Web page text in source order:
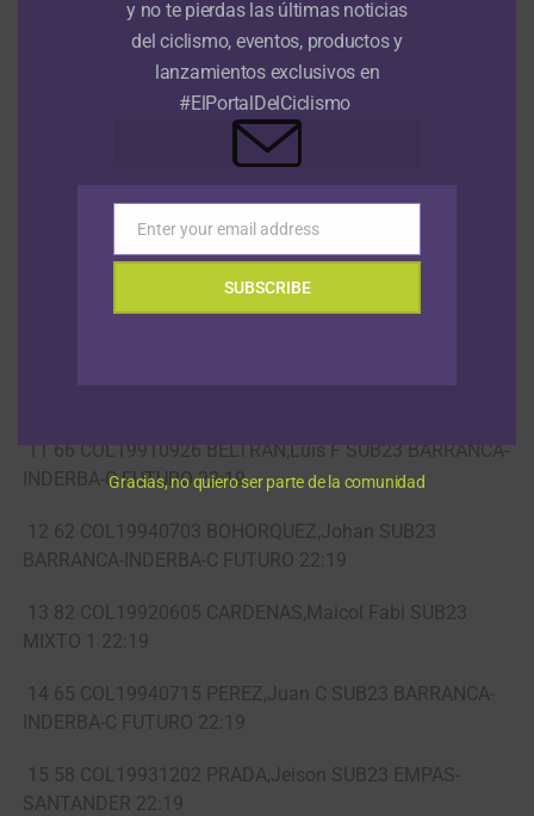
6 10 COL19921029 MONTOYA,Juan Guiller SUB23 AGTE
AQUEÑO.LOT MLLIN.IDE mt.
7 9 COL19920828 BETANCUR,Jader SUB23 AGTE
AQUEÑO.LOT MLLIN.IDE mt.
8 71 COL19930711 PEREZ,Jeferson SUB23 CARFRISAN
9 7 COL19931118 OSPINA,Jhonatan SUB23 AGTE
AQUEÑO.LOT MLLIN.IDE 22:19
11 66 COL19910926 BELTRAN,Luis F SUB23 BARRANCA-
INDERBA-C FUTURO 22:19
12 62 COL19940703 BOHORQUEZ,Johan SUB23
BARRANCA-INDERBA-C FUTURO 22:19
13 82 COL19920605 CARDENAS,Maicol Fabi SUB23
MIXTO 1 22:19
14 65 COL19940715 PEREZ,Juan C SUB23 BARRANCA-
INDERBA-C FUTURO 22:19
15 58 COL19931202 PRADA,Jeison SUB23 EMPAS-
SANTANDER 22:19
y no te pierdas las últimas noticias
del ciclismo, eventos, productos y
lanzamientos exclusivos en
#ElPortalDelCiclismo
Email
Enter your email address
SUBSCRIBE
Gracias, no quiero ser parte de la comunidad